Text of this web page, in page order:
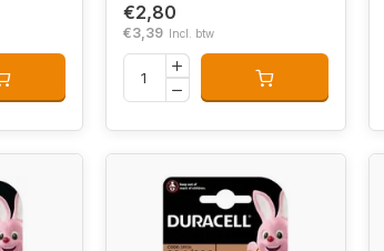
€2,80
€3,39 Incl. btw